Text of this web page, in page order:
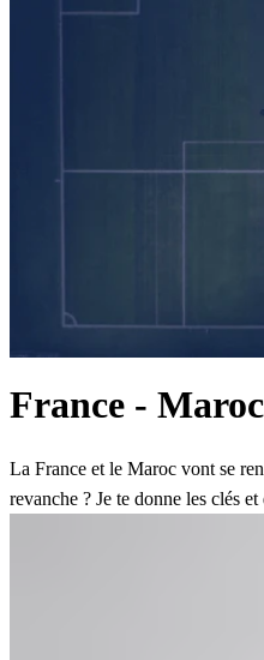
France -
La France et le Maroc vont se
revanche ? Je te donne les clés